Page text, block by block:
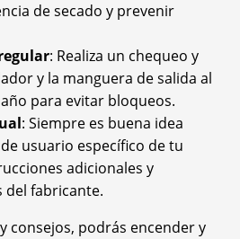
de secado y prevenir
: Realiza un chequeo y
y la manguera de salida al
para evitar bloqueos.
: Siempre es buena idea
usuario específico de tu
adicionales y
del fabricante.
consejos, podrás encender y